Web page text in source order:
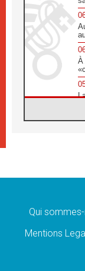
À
Qui
Mentions